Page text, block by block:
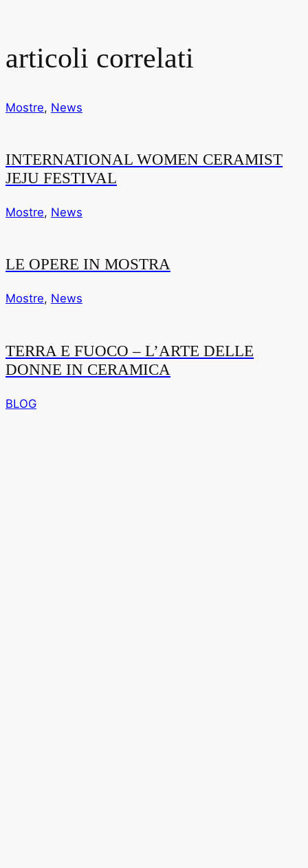
articoli correlati
Mostre, News
INTERNATIONAL WOMEN CERAMIST
JEJU FESTIVAL
Mostre, News
LE OPERE IN MOSTRA
Mostre, News
TERRA E FUOCO – L’ARTE DELLE
DONNE IN CERAMICA
BLOG